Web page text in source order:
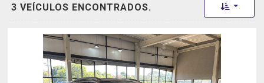
3 VEÍCULOS ENCONTRADOS. Toggle